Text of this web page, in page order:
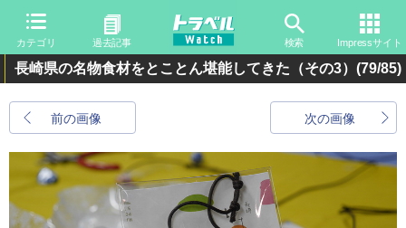
カテゴリ 過去記事 検索 Impressサイト
長崎県の名物食材をとことん堪能してきた（その3） (79/85)
前の画像 次の画像